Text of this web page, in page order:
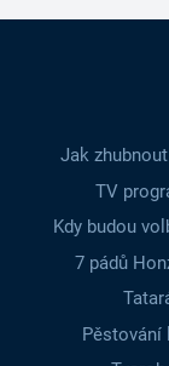
Jak zhubnout
TV
Kdy budou
7 pádů